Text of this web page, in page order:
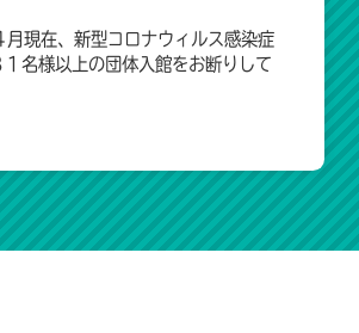
現在、新型コロナウィルス感染症
名様以上の団体入館をお断りして